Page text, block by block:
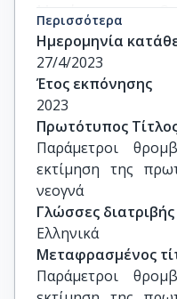
Μπούτσικου
Καθηγήτρια,
Ηλιοδρομίτη
Ιατρική Σχολή, ΕΚΠΑ
Κοκόρη
Ιατρική Σχολή, ΕΚΠΑ
Περισσότερα
Ημερομηνία
27/4/2023
Έτος εκπόνησης
2023
Πρωτότυπος
Παράμετροι
εκτίμηση της
νεογνά
Γλώσσες διατριβής
Ελληνικά
Μεταφρασμένος
Παράμετροι